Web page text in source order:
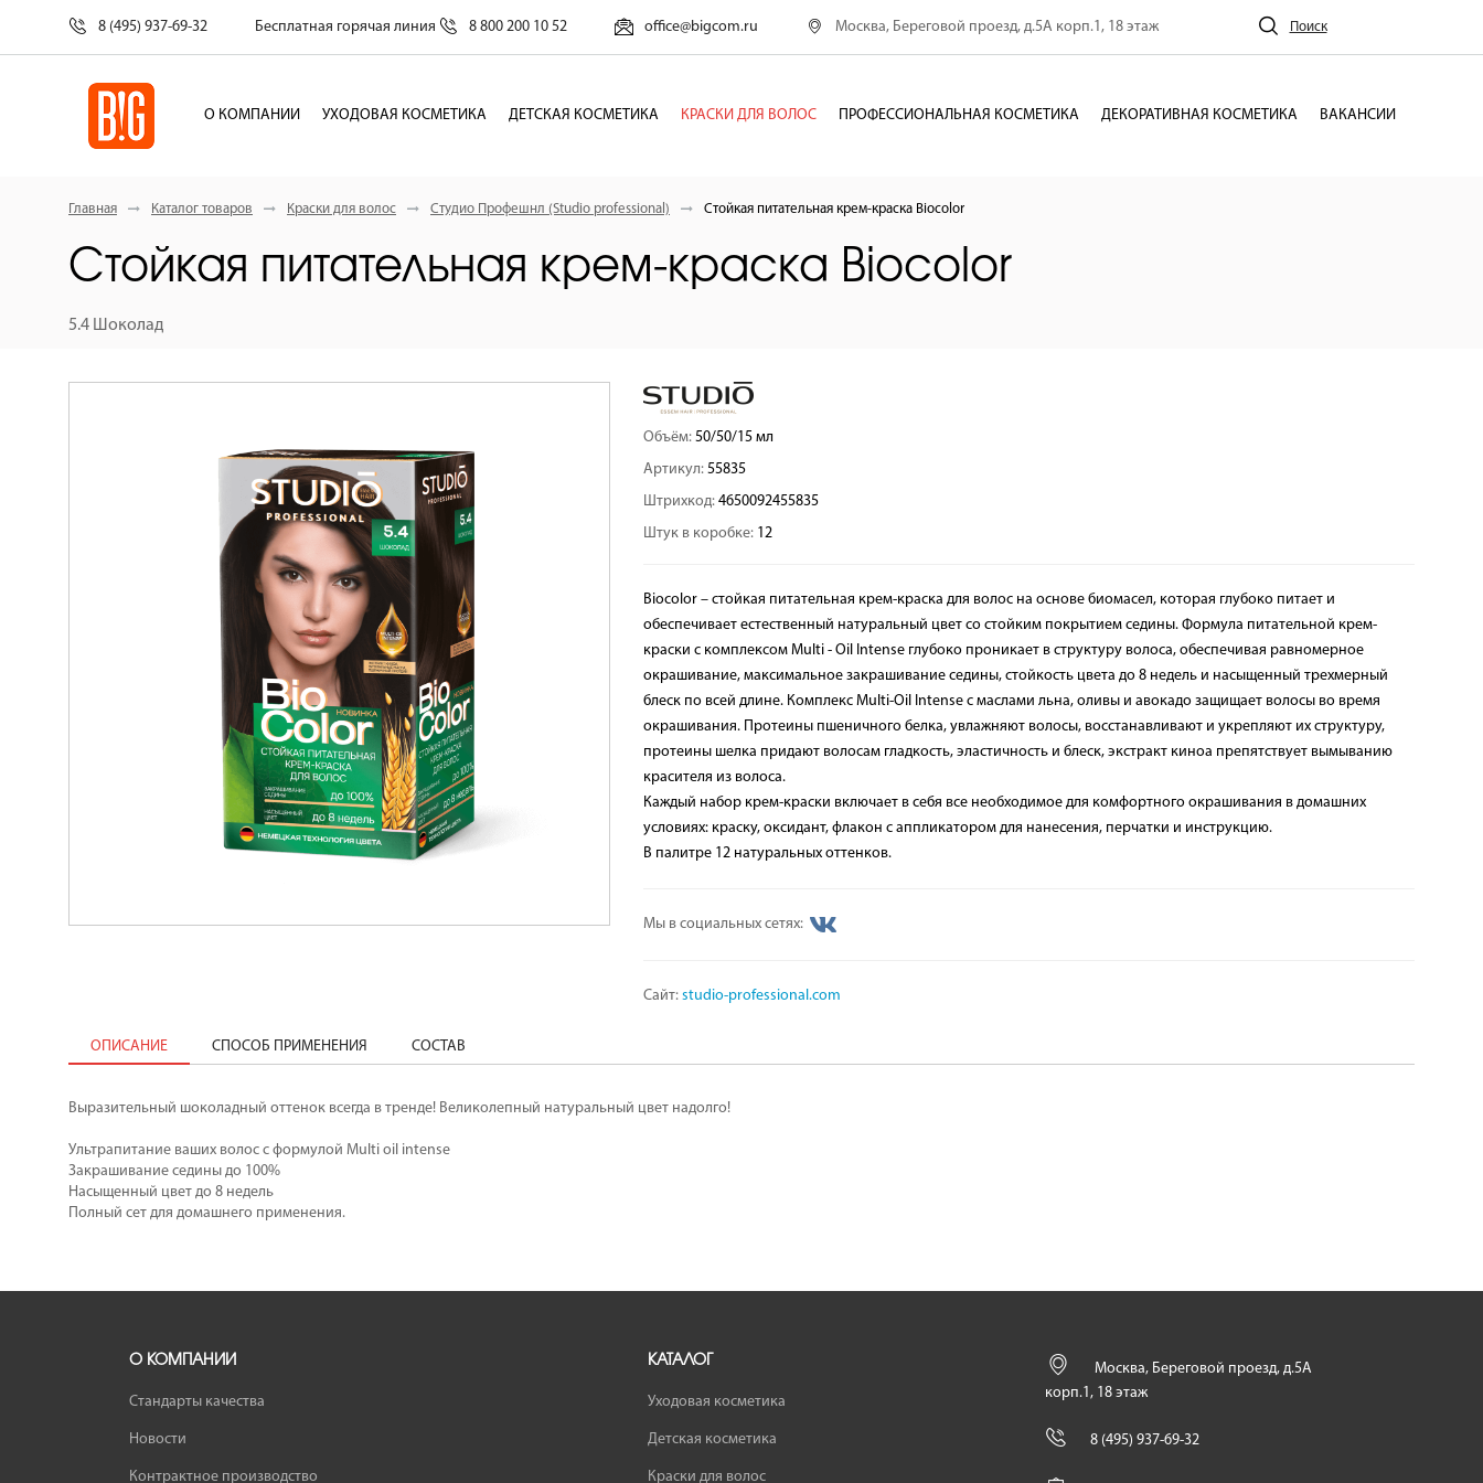
8 (495) 937-69-32 Бесплатная горячая линия 8 800 200 10 52 office@bigcom.ru Москва, Береговой проезд, д.5А корп.1, 18 этаж Поиск
О КОМПАНИИ УХОДОВАЯ КОСМЕТИКА ДЕТСКАЯ КОСМЕТИКА КРАСКИ ДЛЯ ВОЛОС ПРОФЕССИОНАЛЬНАЯ КОСМЕТИКА ДЕКОРАТИВНАЯ КОСМЕТИКА ВАКАНСИИ
Главная Каталог товаров Краски для волос Студио Профешнл (Studio professional) Стойкая питательная крем-краска Вiocolor
Стойкая питательная крем-краска Вiocolor
5.4 Шоколад
Объём: 50/50/15 мл
Артикул: 55835
Штрихкод: 4650092455835
Штук в коробке: 12
Biocolor – стойкая питательная крем-краска для волос на основе биомасел, которая глубоко питает и
обеспечивает естественный натуральный цвет со стойким покрытием седины. Формула питательной крем-
краски с комплексом Multi - Oil Intense глубоко проникает в структуру волоса, обеспечивая равномерное
окрашивание, максимальное закрашивание седины, стойкость цвета до 8 недель и насыщенный трехмерный
блеск по всей длине. Комплекс Multi-Oil Intense с маслами льна, оливы и авокадо защищает волосы во время
окрашивания. Протеины пшеничного белка, увлажняют волосы, восстанавливают и укрепляют их структуру,
протеины шелка придают волосам гладкость, эластичность и блеск, экстракт киноа препятствует вымыванию
красителя из волоса.
Каждый набор крем-краски включает в себя все необходимое для комфортного окрашивания в домашних
условиях: краску, оксидант, флакон с аппликатором для нанесения, перчатки и инструкцию.
В палитре 12 натуральных оттенков.
Мы в социальных сетях:
Сайт: studio-professional.com
ОПИСАНИЕ СПОСОБ ПРИМЕНЕНИЯ СОСТАВ
Выразительный шоколадный оттенок всегда в тренде! Великолепный натуральный цвет надолго!
Ультрапитание ваших волос с формулой Multi oil intense
Закрашивание седины до 100%
Насыщенный цвет до 8 недель
Полный сет для домашнего применения.
О КОМПАНИИ
Стандарты качества
Новости
Контрактное производство
КАТАЛОГ
Уходовая косметика
Детская косметика
Краски для волос
Москва, Береговой проезд, д.5А
корп.1, 18 этаж
8 (495) 937-69-32